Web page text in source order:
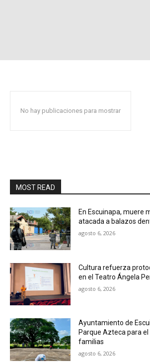
No hay publicaciones para mostrar
MOST READ
En Escuinapa, muere
atacada a balazos
agosto 6, 2026
Cultura refuerza
en el Teatro Ángela
agosto 6, 2026
Ayuntamiento de
Parque Azteca para
familias
agosto 6, 2026